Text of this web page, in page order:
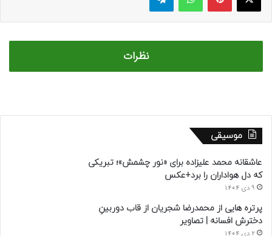
نظرات
موسیقی
عاشقانه محمد علیزاده برای «نور چشمش»؛ تبریکی
که دل هواداران را برد+عکس
9 دی 1404
پرتره هایی از محمدرضا شجریان از قاب دوربینِ
دخترش افسانه | تصاویر